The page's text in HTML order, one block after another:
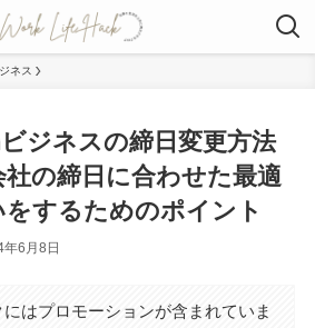
ネス
ジネスの締日変更方法
社の締日に合わせた最適
をするためのポイント
6月8日
はプロモーションが含まれていま